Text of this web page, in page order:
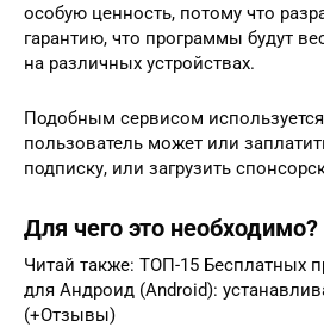
особую ценность, потому что
гарантию, что программы будут
на различных устройствах.
Подобным сервисом
пользователь может или
подписку, или загрузить
Для чего это необходимо?
Читай также: ТОП-15 Бесплатных
для Андроид (Android):
(+Отзывы)